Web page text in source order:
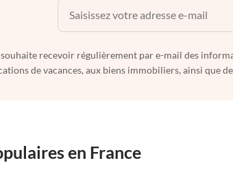
souhaite recevoir régulièrement par e-mail des
de vacances, aux biens immobiliers, ainsi que
en France